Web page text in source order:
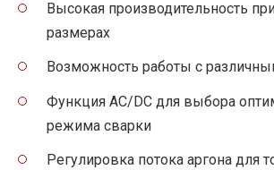
Высокая производительность
размерах
Возможность работы с
Функция АС/DC для выбора
режима сварки
Регулировка потока аргона для